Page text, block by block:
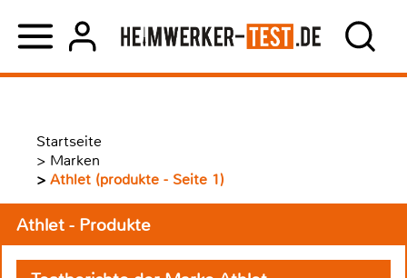
Startseite
> Marken
> Athlet (produkte - Seite 1)
Athlet - Produkte